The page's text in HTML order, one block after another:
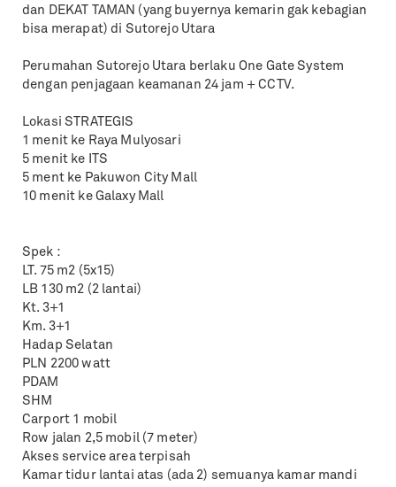
dan DEKAT TAMAN (yang buyernya kemarin gak kebagian
bisa merapat) di Sutorejo Utara
Perumahan Sutorejo Utara berlaku One Gate System
dengan penjagaan keamanan 24 jam + CCTV.
Lokasi STRATEGIS
1 menit ke Raya Mulyosari
5 menit ke ITS
5 ment ke Pakuwon City Mall
10 menit ke Galaxy Mall
Spek :
LT. 75 m2 (5x15)
LB 130 m2 (2 lantai)
Kt. 3+1
Km. 3+1
Hadap Selatan
PLN 2200 watt
PDAM
SHM
Carport 1 mobil
Row jalan 2,5 mobil (7 meter)
Akses service area terpisah
Kamar tidur lantai atas (ada 2) semuanya kamar mandi